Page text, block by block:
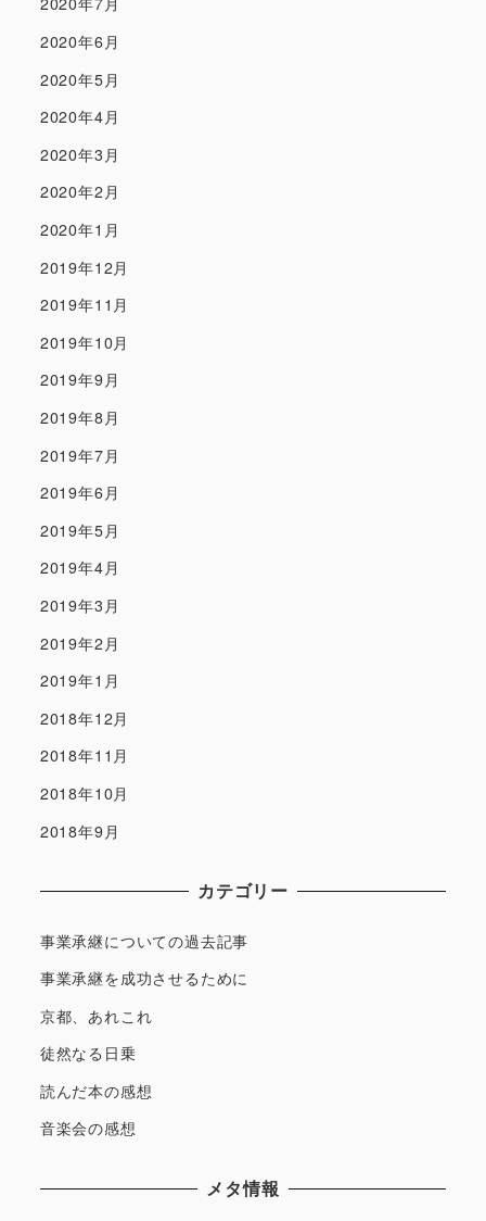
2020年6月
2020年5月
2020年4月
2020年3月
2020年2月
2020年1月
2019年12月
2019年11月
2019年10月
2019年9月
2019年8月
2019年7月
2019年6月
2019年5月
2019年4月
2019年3月
2019年2月
2019年1月
2018年12月
2018年11月
2018年10月
2018年9月
カテゴリー
事業承継についての過去記事
事業承継を成功させるために
京都、あれこれ
徒然なる日乗
読んだ本の感想
音楽会の感想
メタ情報